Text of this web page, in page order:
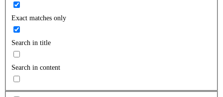
Exact matches only
Search in title
Search in content